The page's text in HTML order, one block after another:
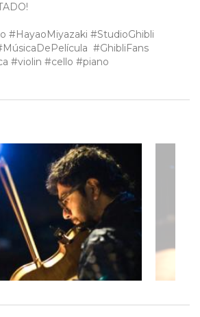
#HayaoMiyazaki #StudioGhibli
#GhibliFans
#violin #cello #piano